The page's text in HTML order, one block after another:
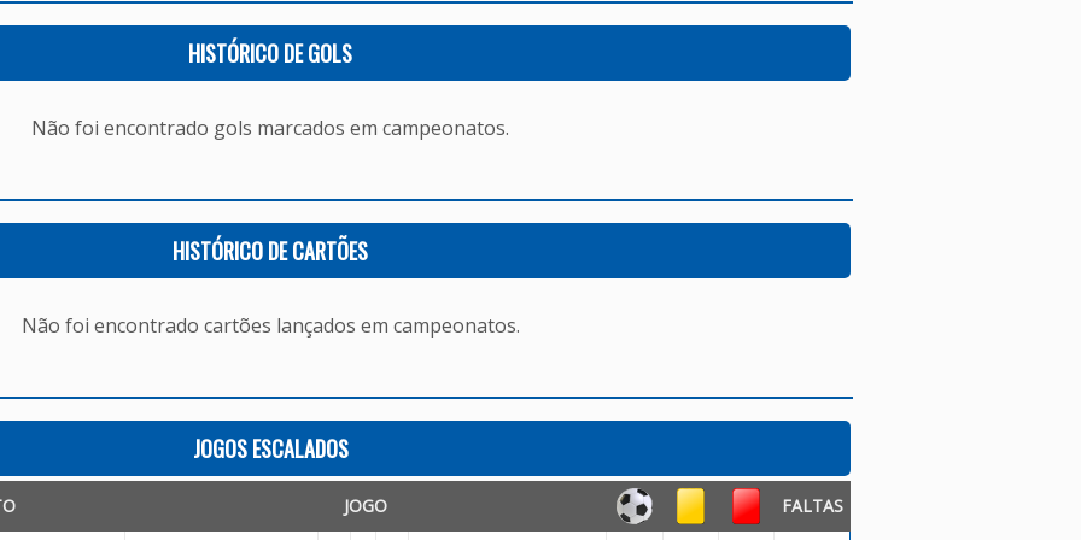
HISTÓRICO DE GOLS
Não foi encontrado gols marcados em campeonatos.
HISTÓRICO DE CARTÕES
Não foi encontrado cartões lançados em campeonatos.
JOGOS ESCALADOS
JOGO FALTAS